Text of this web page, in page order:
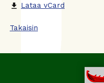
file_download Lataa vCard
Takaisin